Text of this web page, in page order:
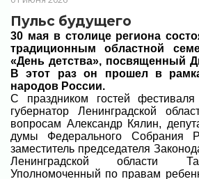
Пульс будущего
30 мая в столице региона
традиционным областной
«День детства», посвященный
В этот раз он прошел в
народов России.
С праздником гостей
губернатор Ленинградской
вопросам Александр Кялин,
думы Федерального Собрания
заместитель председателя
Ленинградской области
Уполномоченный по правам